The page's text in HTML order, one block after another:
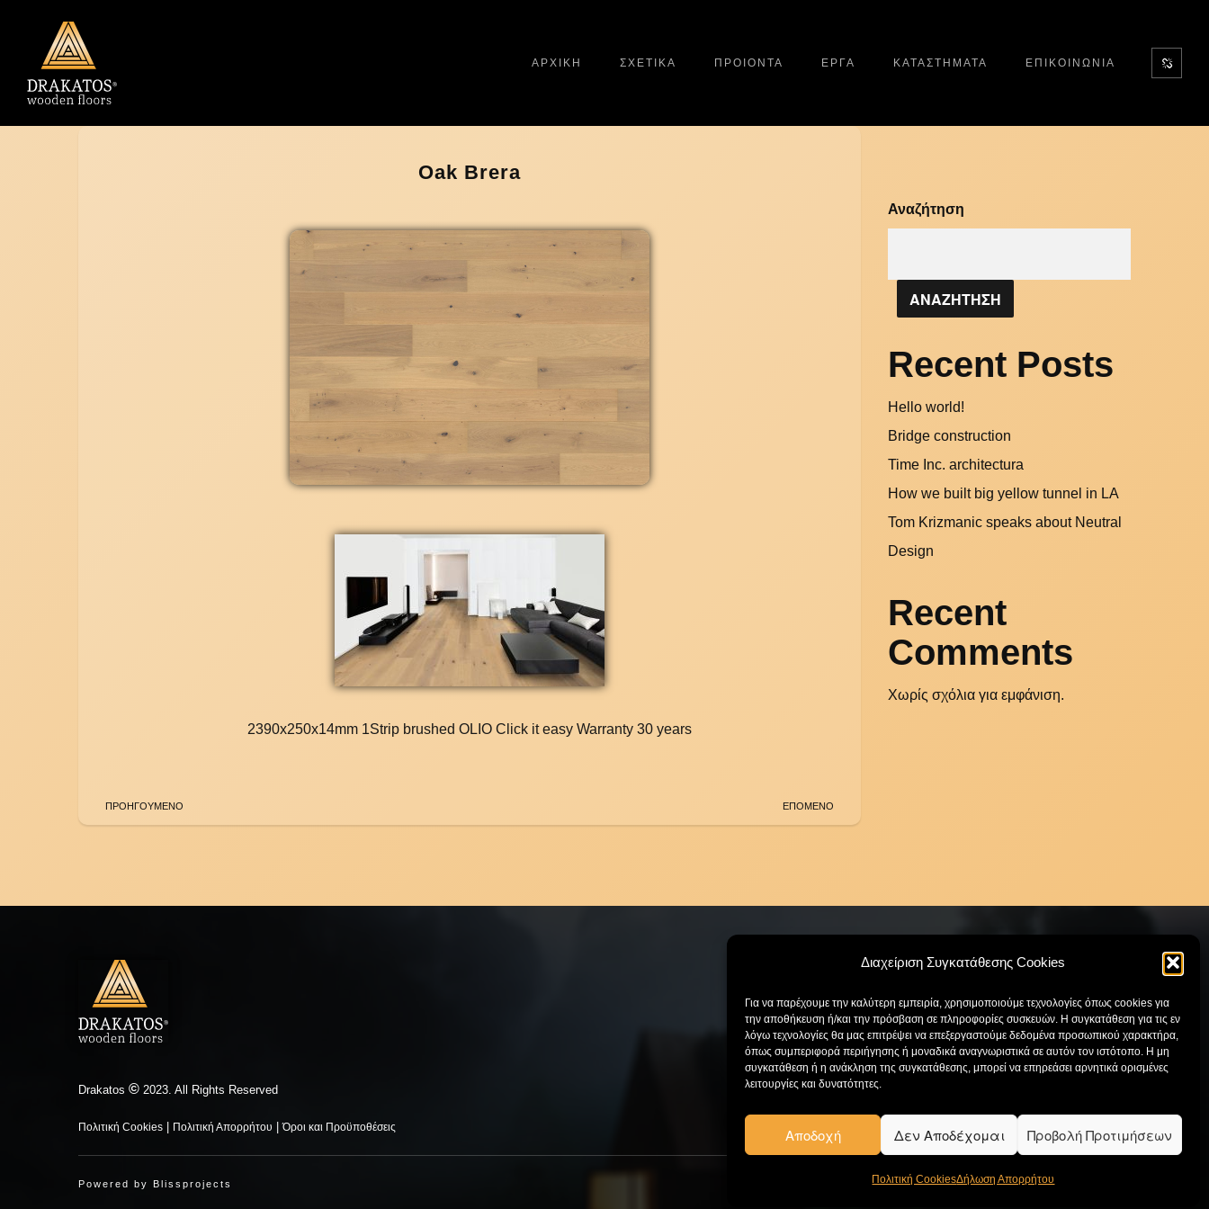
Διαχείριση Συγκατάθεσης Cookies
Για να παρέχουμε την καλύτερη εμπειρία, χρησιμοποιούμε τεχνολογίες όπως cookies για
την αποθήκευση ή/και την πρόσβαση σε πληροφορίες συσκευών. Η συγκατάθεση για τις εν
λόγω τεχνολογίες θα μας επιτρέψει να επεξεργαστούμε δεδομένα προσωπικού χαρακτήρα,
όπως συμπεριφορά περιήγησης ή μοναδικά αναγνωριστικά σε αυτόν τον ιστότοπο. Η μη
συγκατάθεση ή η ανάκληση της συγκατάθεσης, μπορεί να επηρεάσει αρνητικά ορισμένες
λειτουργίες και δυνατότητες.
Αποδοχή Δεν Αποδέχομαι Προβολή Προτιμήσεων
Πολιτική CookiesΔήλωση Απορρήτου
ΑΡΧΙΚΗ ΣΧΕΤΙΚΑ ΠΡΟΙΟΝΤΑ ΕΡΓΑ ΚΑΤΑΣΤΗΜΑΤΑ ΕΠΙΚΟΙΝΩΝΙΑ
Oak Brera
2390x250x14mm 1Strip brushed OLIO Click it easy Warranty 30 years
ΠΡΟΗΓΟΥΜΕΝΟ ΕΠΟΜΕΝΟ
Αναζήτηση
ΑΝΑΖΗΤΗΣΗ
Recent Posts
Hello world!
Bridge construction
Time Inc. architectura
How we built big yellow tunnel in LA
Tom Krizmanic speaks about Neutral
Design
Recent
Comments
Χωρίς σχόλια για εμφάνιση.
Drakatos © 2023. All Rights Reserved
Πολιτική Cookies | Πολιτική Απορρήτου |Όροι και Προϋποθέσεις
ΕΠΙΚΟΙΝΩΝΙΑ
Κατάστημα:210 97 15 699
Powered by Blissprojects